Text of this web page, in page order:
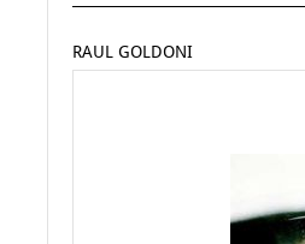
RAUL GOLDONI